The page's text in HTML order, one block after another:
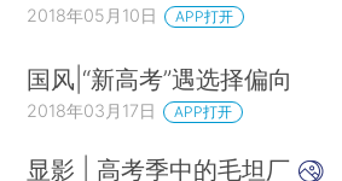
2018年05月10日 APP打开
国风|“新高考”遇选择偏向
2018年03月17日 APP打开
显影 | 高考季中的毛坦厂